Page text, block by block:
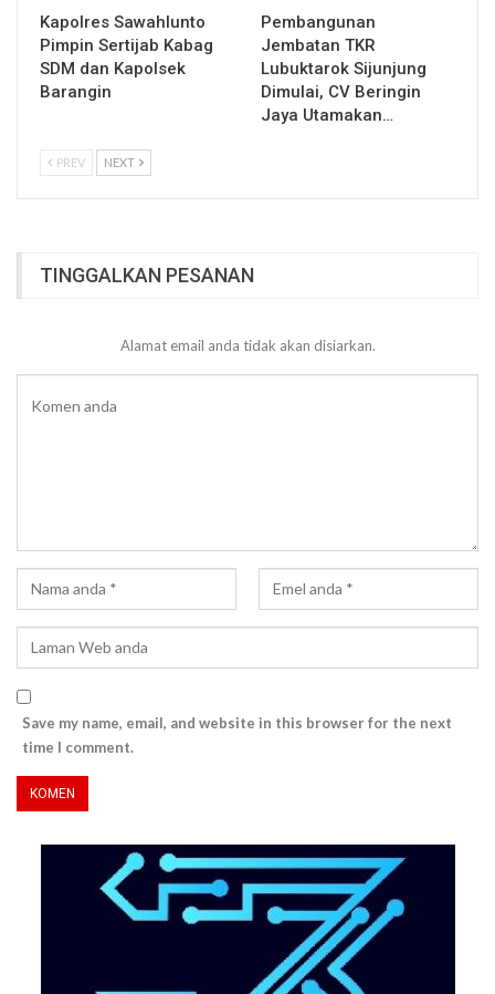
Kapolres Sawahlunto
Pimpin Sertijab Kabag
SDM dan Kapolsek
Barangin
Pembangunan
Jembatan TKR
Lubuktarok Sijunjung
Dimulai, CV Beringin
Jaya Utamakan…
PREV NEXT
TINGGALKAN PESANAN
Alamat email anda tidak akan disiarkan.
Save my name, email, and website in this browser for the next
time I comment.